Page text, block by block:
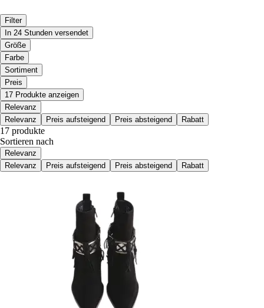
Filter
In 24 Stunden versendet
Größe
Farbe
Sortiment
Preis
17 Produkte anzeigen
Relevanz
Relevanz
Preis aufsteigend Preis absteigend Rabatt
17 produkte
Sortieren nach
Relevanz
Relevanz
Preis aufsteigend Preis absteigend Rabatt